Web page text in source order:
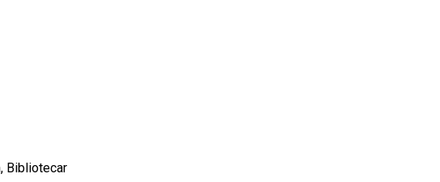
Bibliotecar